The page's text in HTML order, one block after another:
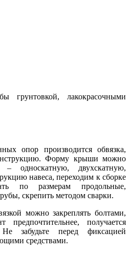
грунтовкой, лакокрасочными
опор производится обвязка,
Форму крыши можно
– односкатную, двухскатную,
навеса, переходим к сборке
по размерам продольные,
скрепить методом сварки.
можно закреплять болтами,
предпочтительнее, получается
забудьте перед фиксацией
средствами.